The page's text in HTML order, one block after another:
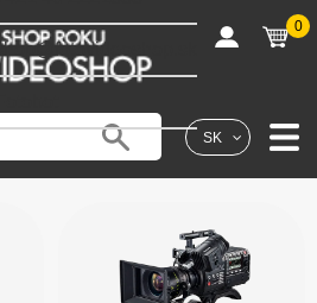
SK
shop@fotovideoshop.sk
0